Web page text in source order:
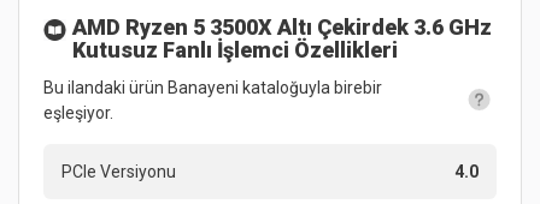
AMD Ryzen 5 3500X Altı Çekirdek 3.6 GHz
Kutusuz Fanlı İşlemci Özellikleri
Bu ilandaki ürün Banayeni kataloğuyla birebir
eşleşiyor.
PCIe Versiyonu 4.0